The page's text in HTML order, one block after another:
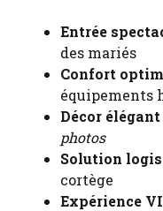
Entrée
des mariés
Confort
équipements
Décor élégant
photos
Solution
cortège
Expérience